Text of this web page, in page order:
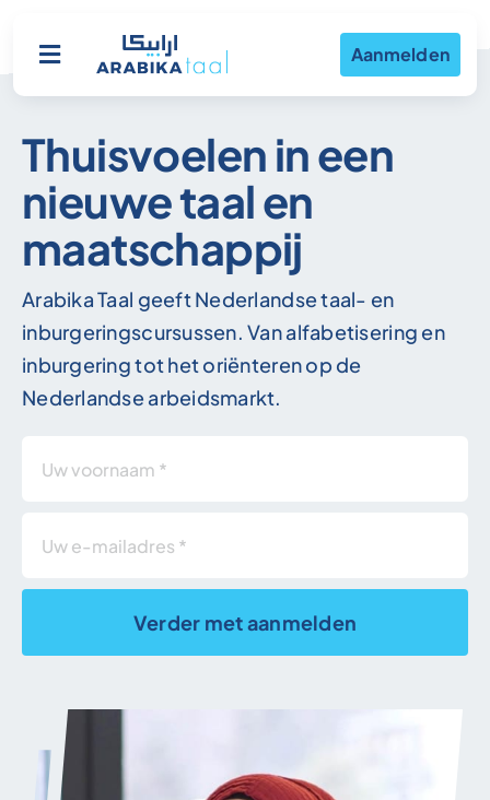
Aanmelden
Toggle
Navigation
Aanbod
Werkwijze
Over ons
Contact
Thuisvoelen in een
nieuwe taal en
maatschappij
Arabika Taal geeft Nederlandse taal- en
inburgeringscursussen. Van alfabetisering en
inburgering tot het oriënteren op de
Nederlandse arbeidsmarkt.
Verder met aanmelden